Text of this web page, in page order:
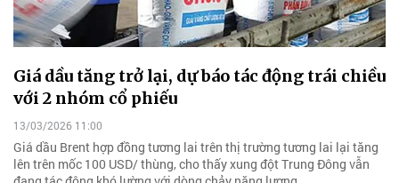
Giá dầu tăng trở lại, dự báo tác động trái chiều
với 2 nhóm cổ phiếu
13/03/2026 11:00
Giá dầu Brent hợp đồng tương lai trên thị trường tương lai lại tăng
lên trên mốc 100 USD/ thùng, cho thấy xung đột Trung Đông vẫn